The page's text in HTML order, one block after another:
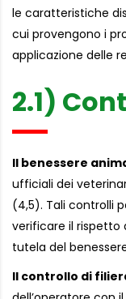
le caratteristiche
cui provengono i
applicazione delle
2.1)
Il benessere
ufficiali dei
(4,5). Tali controlli
verificare il rispetto
tutela del
Il controllo di